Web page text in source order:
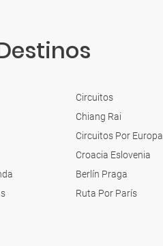
Circuitos
Chiang Rai
Circuitos Por Europa
Croacia Eslovenia
Berlín Praga
Ruta Por París